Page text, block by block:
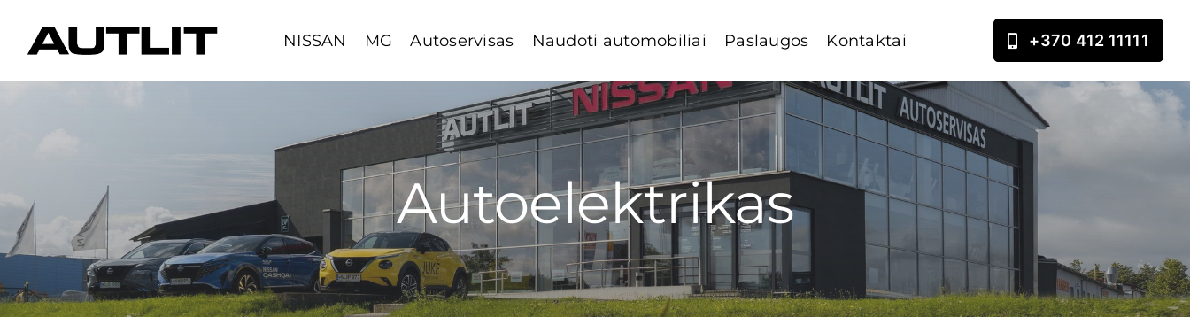
content
NISSAN MG Autoservisas Naudoti automobiliai Paslaugos Kontaktai +370 412 11111
Autoelektrikas